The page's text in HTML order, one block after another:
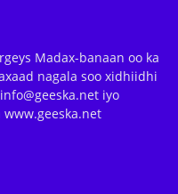
Madax-banaan oo ka
nagala soo xidhiidhi
iyo
www.geeska.net